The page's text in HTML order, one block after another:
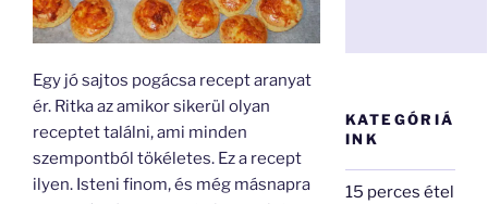
Egy jó sajtos pogácsa recept aranyat
ér. Ritka az amikor sikerül olyan
receptet találni, ami minden
szempontból tökéletes. Ez a recept
ilyen. Isteni finom, és még másnapra
KATEGÓRIÁ
INK
15 perces étel